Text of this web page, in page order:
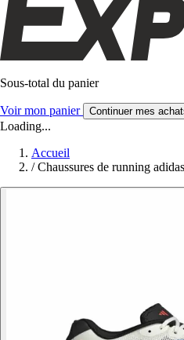
Sous-total du panier
Voir mon panier Continuer mes
Loading...
Accueil
/ Chaussures de running